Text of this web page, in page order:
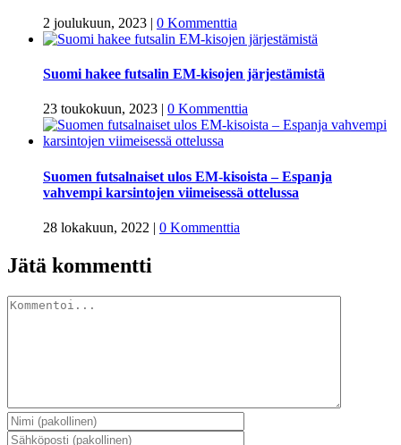
2 joulukuun, 2023 | 0 Kommenttia
Suomi hakee futsalin EM-kisojen järjestämistä
23 toukokuun, 2023 0 Kommenttia
Suomen futsalnaiset ulos EM-kisoista – Espanja
vahvempi karsintojen viimeisessä ottelussa
28 lokakuun, 2022 | 0 Kommenttia
Jätä kommentti
Kommentti